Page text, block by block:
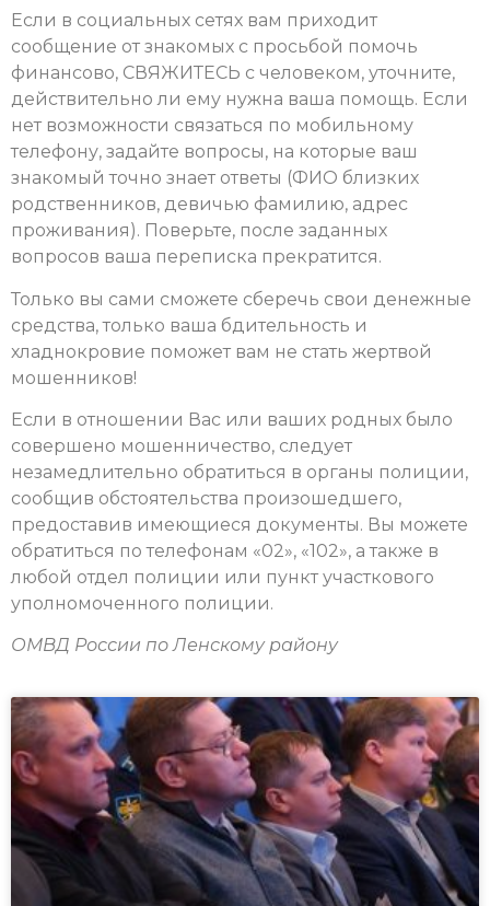
Если в социальных сетях вам приходит
сообщение от знакомых с просьбой помочь
финансово, СВЯЖИТЕСЬ с человеком, уточните,
действительно ли ему нужна ваша помощь. Если
нет возможности связаться по мобильному
телефону, задайте вопросы, на которые ваш
знакомый точно знает ответы (ФИО близких
родственников, девичью фамилию, адрес
проживания). Поверьте, после заданных
вопросов ваша переписка прекратится.
Только вы сами сможете сберечь свои денежные
средства, только ваша бдительность и
хладнокровие поможет вам не стать жертвой
мошенников!
Если в отношении Вас или ваших родных было
совершено мошенничество, следует
незамедлительно обратиться в органы полиции,
сообщив обстоятельства произошедшего,
предоставив имеющиеся документы. Вы можете
обратиться по телефонам «02», «102», а также в
любой отдел полиции или пункт участкового
уполномоченного полиции.
ОМВД России по Ленскому району